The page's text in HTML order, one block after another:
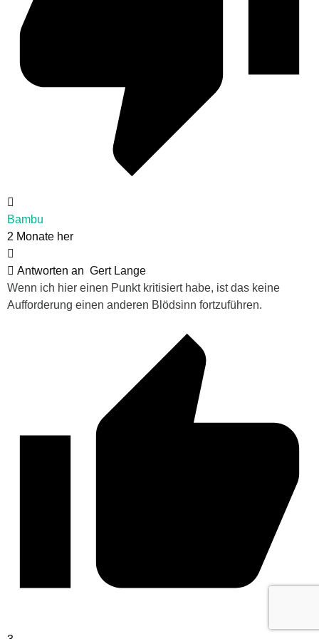
Bambu
2 Monate her
Antworten an Gert Lange
Wenn ich hier einen Punkt kritisiert habe, ist das keine
Aufforderung einen anderen Blödsinn fortzuführen.